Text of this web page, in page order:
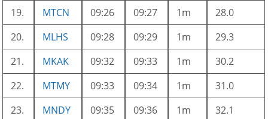
19.
MTCN 09:26 09:27 1m
28.0
20.
MLHS 09:28 09:29 1m
29.3
21.
MKAK 09:32 09:33 1m
30.2
22.
MTMY 09:33 09:34 1m
31.0
23.
MNDY 09:35 09:36 1m
32.1